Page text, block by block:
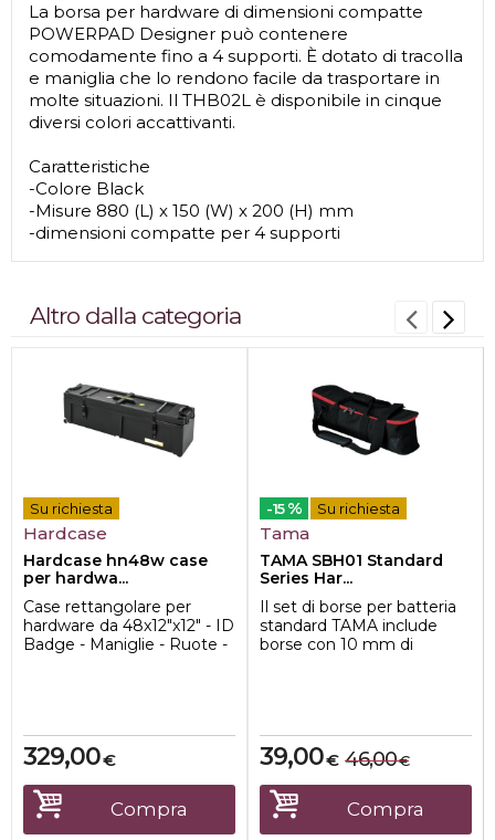
La borsa per hardware di dimensioni compatte
POWERPAD Designer può contenere
comodamente fino a 4 supporti. È dotato di tracolla
e maniglia che lo rendono facile da trasportare in
molte situazioni. Il THB02L è disponibile in cinque
diversi colori accattivanti.
Caratteristiche
-Colore Black
-Misure 880 (L) x 150 (W) x 200 (H) mm
-dimensioni compatte per 4 supporti
Altro dalla categoria
Su richiesta
Hardcase
Hardcase hn48w case
per hardwa...
Case rettangolare per
hardware da 48x12"x12" - ID
Badge - Maniglie - Ruote -
€
329,00
Compra
-15 % Su richiesta
Tama
TAMA SBH01 Standard
Series Har...
Il set di borse per batteria
standard TAMA include
borse con 10 mm di
€
39,00 €
46,00
Compra